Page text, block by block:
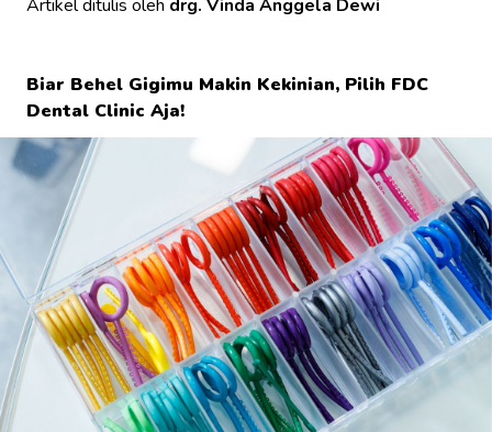
Artikel ditulis oleh drg. Vinda Anggela Dewi
Biar Behel Gigimu Makin Kekinian, Pilih FDC
Dental Clinic Aja!